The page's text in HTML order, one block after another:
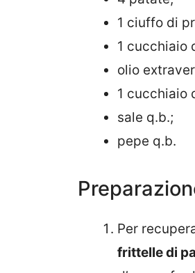
1 ciuffo di
1 cucchiaio
olio
1 cucchiaio
sale q.b.;
pepe q.b.
Per
frittelle di